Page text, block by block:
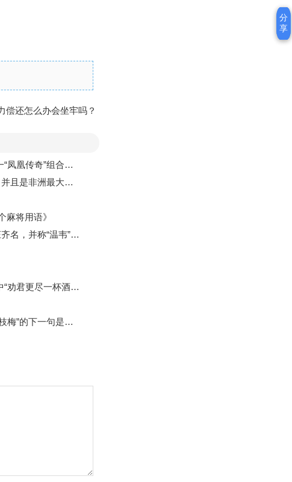
偿还怎么办会坐牢吗？
古族女主唱叫什么名字？
体之一的是哪个国家？
麻将用语》
韦”的是哪位唐代诗人？
酒”的下一句是什么？
下一句是什么？
分
享
分
享